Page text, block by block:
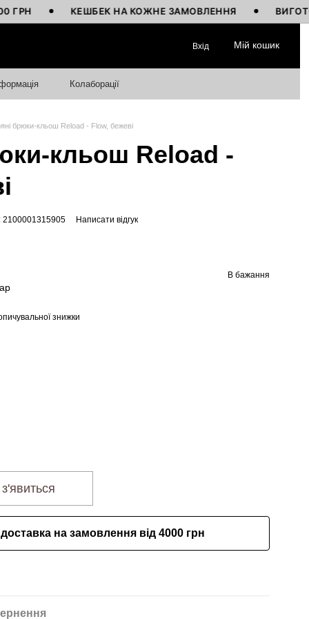
КЕШБЕК НА КОЖНЕ ЗАМОВЛЕННЯ
Вхід Мій кошик
Колаборації
брюки-кльош Reload - Flow, бежеві
кльош Reload -
2100001315905 Написати відгук
В бажання
знижки
на замовлення від 4000 грн